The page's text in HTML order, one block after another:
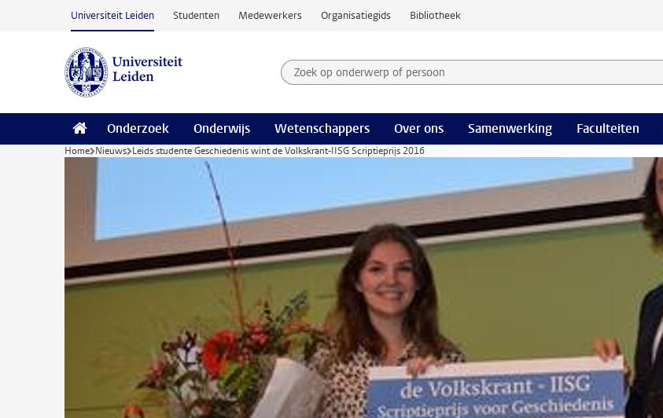
Ga naar hoofdinhoud
Universiteit Leiden Studenten Medewerkers Organisatiegids Bibliotheek
Zoek op onderwerp of persoon en selecteer categorie
Zoekterm
Onderzoek Onderwijs Wetenschappers Over ons Samenwerking Faculteiten
Home Nieuws Leids studente Geschiedenis wint de Volkskrant-IISG Scriptieprijs 2016